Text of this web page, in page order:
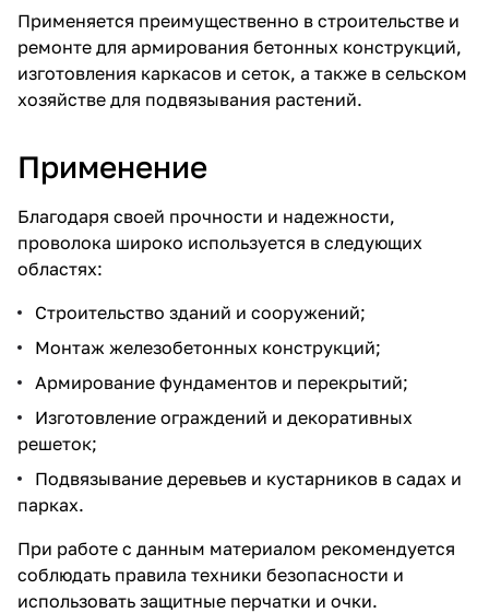
Применяется преимущественно в строительстве и
ремонте для армирования бетонных конструкций,
изготовления каркасов и сеток, а также в сельском
хозяйстве для подвязывания растений.
Применение
Благодаря своей прочности и надежности,
проволока широко используется в следующих
областях:
Строительство зданий и сооружений;
Монтаж железобетонных конструкций;
Армирование фундаментов и перекрытий;
Изготовление ограждений и декоративных
решеток;
Подвязывание деревьев и кустарников в садах и
парках.
При работе с данным материалом рекомендуется
соблюдать правила техники безопасности и
использовать защитные перчатки и очки.